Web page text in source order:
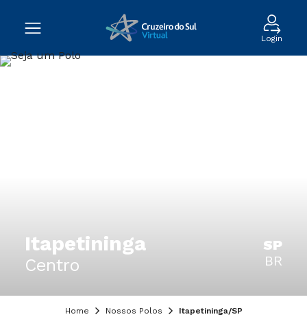
Login
Itapetininga
Centro
SP
BR
Home Nossos Polos Itapetininga/SP